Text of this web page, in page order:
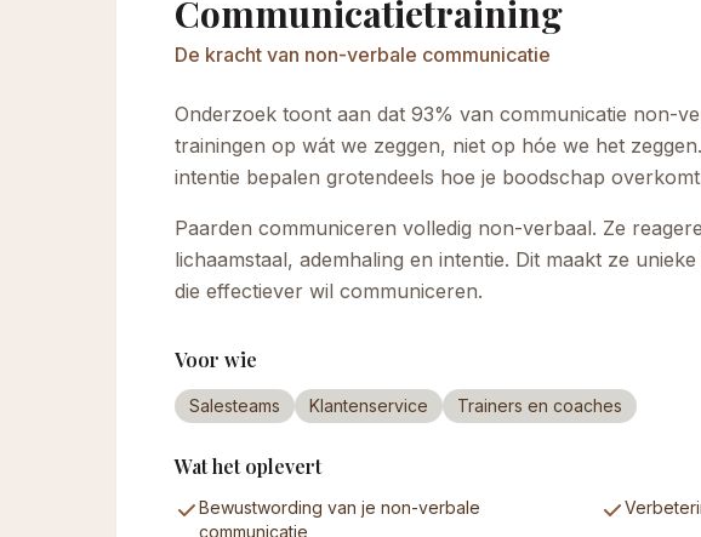
Communicatietraining
De kracht van non-verbale communicatie
Onderzoek toont aan dat 93% van communicatie non-
trainingen op wát we zeggen, niet op hóe we het
intentie bepalen grotendeels hoe je boodschap
Paarden communiceren volledig non-verbaal. Ze
lichaamstaal, ademhaling en intentie. Dit maakt ze
die effectiever wil communiceren.
Voor wie
Salesteams Klantenservice Trainers en coaches
Wat het oplevert
Bewustwording van je non-verbale
communicatie